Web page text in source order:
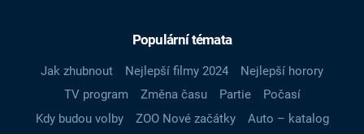
Populární témata
Jak zhubnout Nejlepší filmy 2024
Nejlepší horory
TV program
Změna času Partie
Počasí
Kdy budou volby
ZOO Nové začátky
Auto – katalog